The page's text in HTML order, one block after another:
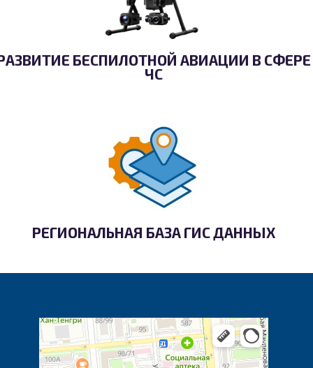
БЕСПИЛОТНОЙ АВИАЦИИ В СФЕРЕ
ЧС
РЕГИОНАЛЬНАЯ БАЗА ГИС ДАННЫХ